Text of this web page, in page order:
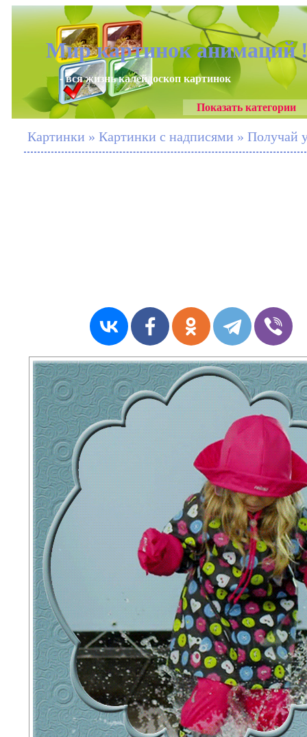
Мир картинок анимаций
- вся жизнь калейдоскоп картинок
Показать категории
Картинки » Картинки с надписями » Получай